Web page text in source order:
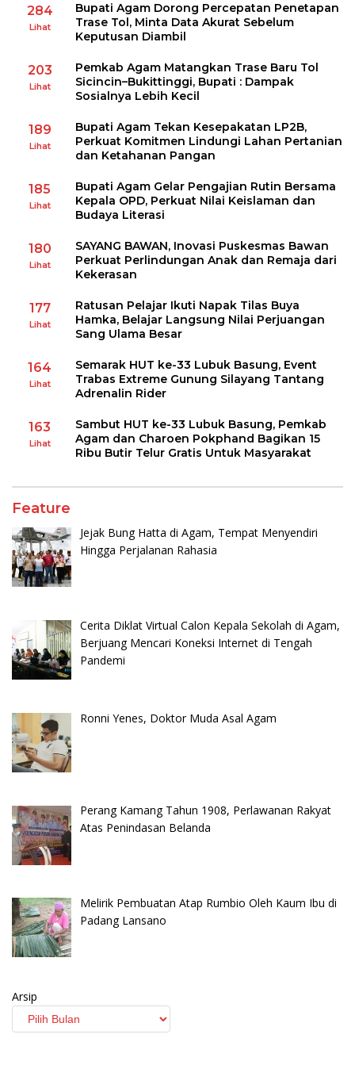
284
Lihat
Bupati Agam Dorong Percepatan Penetapan
Trase Tol, Minta Data Akurat Sebelum
Keputusan Diambil
203
Lihat
Pemkab Agam Matangkan Trase Baru Tol
Sicincin–Bukittinggi, Bupati : Dampak
Sosialnya Lebih Kecil
189
Lihat
Bupati Agam Tekan Kesepakatan LP2B,
Perkuat Komitmen Lindungi Lahan Pertanian
dan Ketahanan Pangan
185
Lihat
Bupati Agam Gelar Pengajian Rutin Bersama
Kepala OPD, Perkuat Nilai Keislaman dan
Budaya Literasi
180
Lihat
SAYANG BAWAN, Inovasi Puskesmas Bawan
Perkuat Perlindungan Anak dan Remaja dari
Kekerasan
177
Lihat
Ratusan Pelajar Ikuti Napak Tilas Buya
Hamka, Belajar Langsung Nilai Perjuangan
Sang Ulama Besar
164
Lihat
Semarak HUT ke-33 Lubuk Basung, Event
Trabas Extreme Gunung Silayang Tantang
Adrenalin Rider
163
Lihat
Sambut HUT ke-33 Lubuk Basung, Pemkab
Agam dan Charoen Pokphand Bagikan 15
Ribu Butir Telur Gratis Untuk Masyarakat
Feature
Jejak Bung Hatta di Agam, Tempat Menyendiri
Hingga Perjalanan Rahasia
Cerita Diklat Virtual Calon Kepala Sekolah di Agam,
Berjuang Mencari Koneksi Internet di Tengah
Pandemi
Ronni Yenes, Doktor Muda Asal Agam
Perang Kamang Tahun 1908, Perlawanan Rakyat
Atas Penindasan Belanda
Melirik Pembuatan Atap Rumbio Oleh Kaum Ibu di
Padang Lansano
Arsip